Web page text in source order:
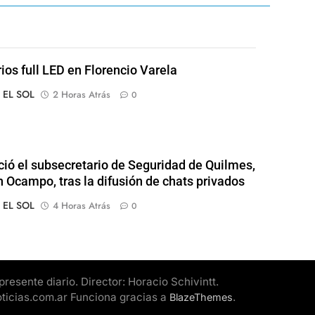
full LED en Florencio Varela
SOL
2 Horas Atrás 0
el subsecretario de Seguridad de Quilmes,
Ocampo, tras la difusión de chats privados
SOL
4 Horas Atrás 0
diario. Director: Horacio Schivintt.
Funciona gracias a BlazeThemes.